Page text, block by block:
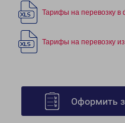
Тарифы на перевозку в
Тарифы на перевозку
Оформить